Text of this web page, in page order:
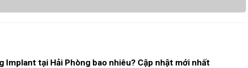
Implant tại Hải Phòng bao nhiêu? Cập nhật mới nhất